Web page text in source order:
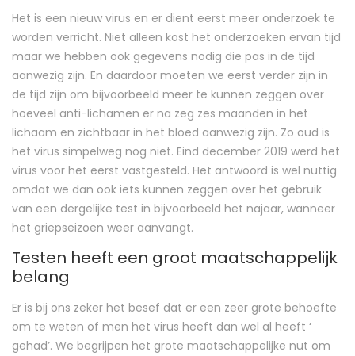
Het is een nieuw virus en er dient eerst meer onderzoek te
worden verricht. Niet alleen kost het onderzoeken ervan tijd
maar we hebben ook gegevens nodig die pas in de tijd
aanwezig zijn. En daardoor moeten we eerst verder zijn in
de tijd zijn om bijvoorbeeld meer te kunnen zeggen over
hoeveel anti-lichamen er na zeg zes maanden in het
lichaam en zichtbaar in het bloed aanwezig zijn. Zo oud is
het virus simpelweg nog niet. Eind december 2019 werd het
virus voor het eerst vastgesteld. Het antwoord is wel nuttig
omdat we dan ook iets kunnen zeggen over het gebruik
van een dergelijke test in bijvoorbeeld het najaar, wanneer
het griepseizoen weer aanvangt.
Testen heeft een groot maatschappelijk
belang
Er is bij ons zeker het besef dat er een zeer grote behoefte
om te weten of men het virus heeft dan wel al heeft ‘
gehad’. We begrijpen het grote maatschappelijke nut om